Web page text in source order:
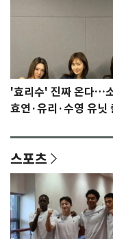
'효리수' 진짜 온다…
효연·유리·수영 유닛
스포츠